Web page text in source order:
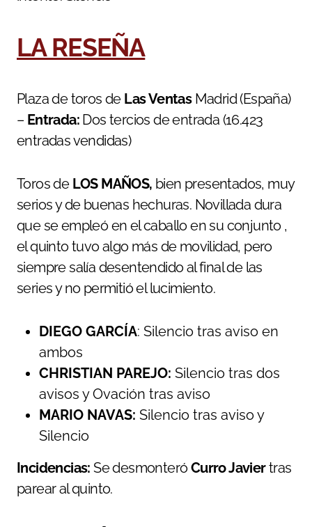
LA RESEÑA
Plaza de toros de Las VentasMadrid (España)
– Entrada: Dos tercios de entrada (16.423
entradas vendidas)
Toros de LOS MAÑOS, bien presentados, muy
serios y de buenas hechuras. Novillada dura
que se empleó en el caballo en su conjunto ,
el quinto tuvo algo más de movilidad, pero
siempre salía desentendido al final de las
series y no permitió el lucimiento.
DIEGO GARCÍA: Silencio tras aviso en
ambos
CHRISTIAN PAREJO: Silencio tras dos
avisos y Ovación tras aviso
MARIO NAVAS: Silencio tras aviso y
Silencio
Incidencias: Se desmonteróCurro Javiertras
parear al quinto.